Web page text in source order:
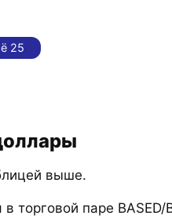
25
выше.
торговой паре BASED/